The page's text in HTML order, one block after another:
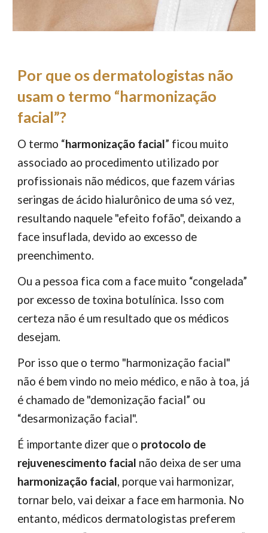
Por que os dermatologistas não
usam o termo “harmonização
facial”?
O termo “harmonização facial” ficou muito
associado ao procedimento utilizado por
profissionais não médicos, que fazem várias
seringas de ácido hialurônico de uma só vez,
resultando naquele "efeito fofão", deixando a
face insuflada, devido ao excesso de
preenchimento.
Ou a pessoa fica com a face muito “congelada”
por excesso de toxina botulínica. Isso com
certeza não é um resultado que os médicos
desejam.
Por isso que o termo "harmonização facial"
não é bem vindo no meio médico, e não à toa, já
é chamado de "demonização facial” ou
“desarmonização facial".
É importante dizer que o protocolo de
rejuvenescimento facial não deixa de ser uma
harmonização facial, porque vai harmonizar,
tornar belo, vai deixar a face em harmonia. No
entanto, médicos dermatologistas preferem